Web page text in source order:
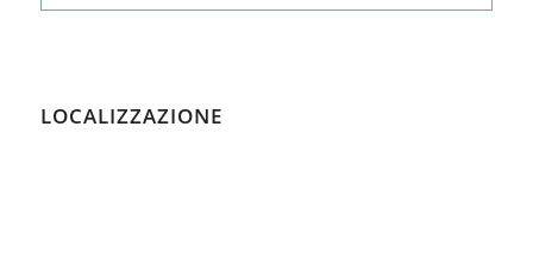
LOCALIZZAZIONE